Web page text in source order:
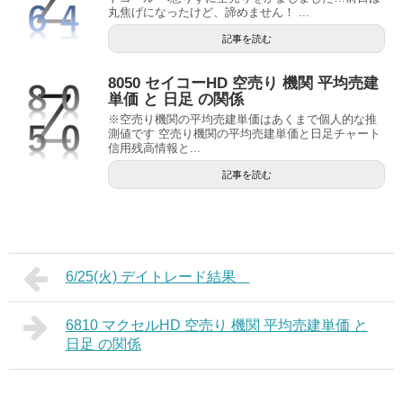
丸焦げになったけど、諦めません！ ...
記事を読む
8050 セイコーHD 空売り 機関 平均売建
単価 と 日足 の関係
※空売り機関の平均売建単価はあくまで個人的な推
測値です 空売り機関の平均売建単価と日足チャート
信用残高情報と...
記事を読む
6/25(火) デイトレード結果
6810 マクセルHD 空売り 機関 平均売建単価 と
日足 の関係